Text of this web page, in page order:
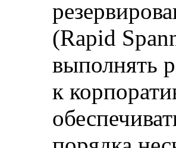
(Rapid
выполнять
к